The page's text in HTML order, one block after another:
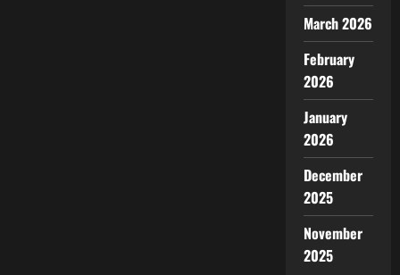
March 2026
February
2026
January
2026
December
2025
November
2025